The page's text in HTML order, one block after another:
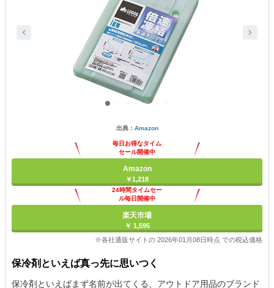
出典： Amazon
毎日お得なタイム
セール開催中
Amazon
￥1,218
24時間タイムセー
ル毎日開催中
楽天市場
￥ 1,595
※各社通販サイトの 2026年01月08日時点 での税込価格
保冷剤といえば真っ先に思いつく
保冷剤といえばまず名前が出てくる、アウトドア用品のブランド